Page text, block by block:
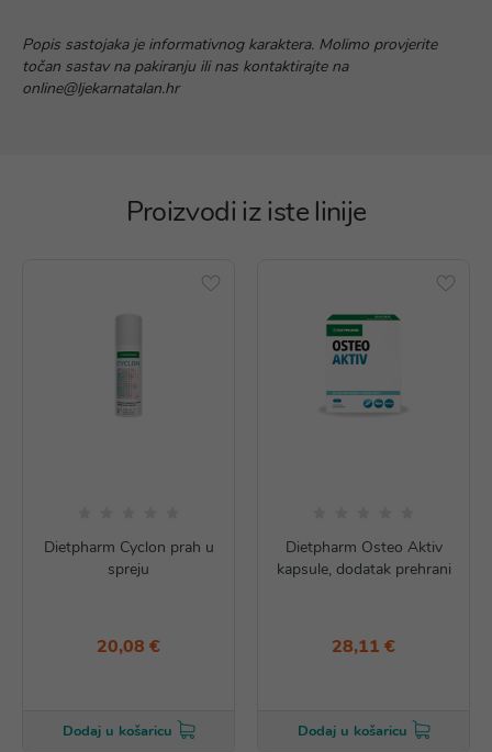
Popis sastojaka je informativnog karaktera. Molimo provjerite
točan sastav na pakiranju ili nas kontaktirajte na
online@ljekarnatalan.hr
Proizvodi iz iste linije
Dietpharm Cyclon prah u
spreju
20,08 €
Dodaj u košaricu
Dietpharm Osteo Aktiv
kapsule, dodatak prehrani
28,11 €
Dodaj u košaricu